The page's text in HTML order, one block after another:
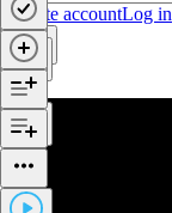
Create accountLog in